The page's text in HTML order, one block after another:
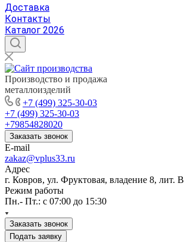
Доставка
Контакты
Каталог 2026
Производство и продажа
металлоизделий
+7 (499) 325-30-03
+7 (499) 325-30-03
+79854828020
Заказать звонок
E-mail
zakaz@vplus33.ru
Адрес
г. Ковров, ул. Фруктовая, владение 8, лит. В
Режим работы
Пн.- Пт.: с 07:00 до 15:30
Заказать звонок
Подать заявку